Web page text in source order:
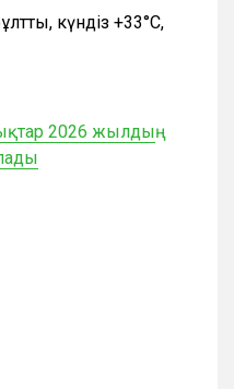
күндіз +33°С,
2026 жылдың